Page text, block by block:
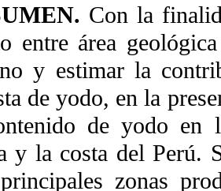
Con la
entre área
y estimar la
de yodo, en la
de yodo en
y la costa del Perú.
zonas